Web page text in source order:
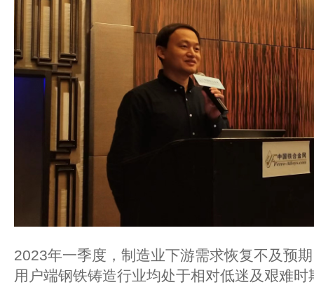
2023年一季度，制造业下游需求恢复不及预
用户端钢铁铸造行业均处于相对低迷及艰难